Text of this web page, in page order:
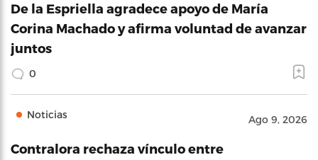
De la Espriella agradece apoyo de María
Corina Machado y afirma voluntad de avanzar
juntos
0
Noticias Ago 9, 2026
Contralora rechaza vínculo entre